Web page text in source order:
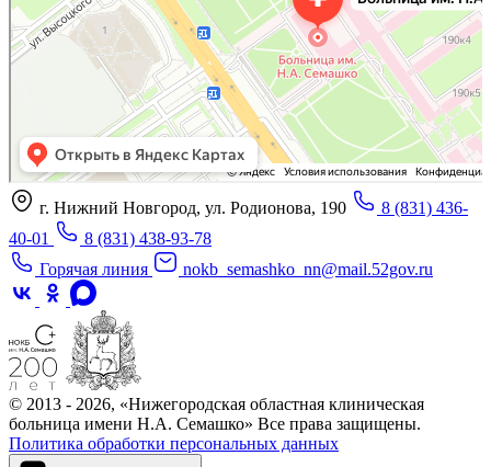
г. Нижний Новгород, ул. Родионова, 190
8 (831) 436-
40-01
8 (831) 438-93-78
Горячая линия
nokb_semashko_nn@mail.52gov.ru
© 2013 - 2026, «Нижегородская областная клиническая
больница имени Н.А. Семашко» Все права защищены.
Политика обработки персональных данных